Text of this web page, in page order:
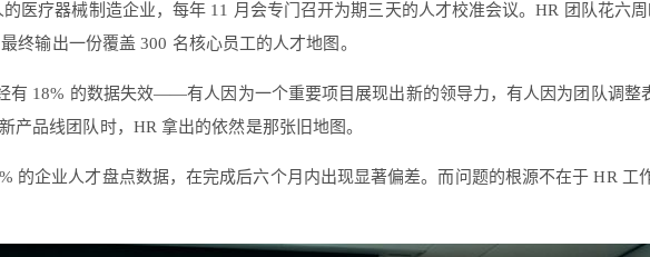
医疗器械制造企业，每年 11 月会专门召开为期三天的人才校准会议。HR 团队花六
终输出一份覆盖 300 名核心员工的人才地图。
有 18% 的数据失效——有人因为一个重要项目展现出新的领导力，有人因为团队调
产品线团队时，HR 拿出的依然是那张旧地图。
的企业人才盘点数据，在完成后六个月内出现显著偏差。而问题的根源不在于 HR 工